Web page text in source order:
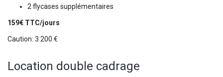
2 flycases supplémentaires
159€ TTC/jours
Caution: 3 200 €
Location double cadrage